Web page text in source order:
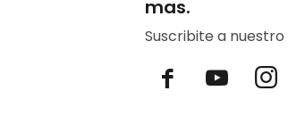
mas.
Suscribite a
 